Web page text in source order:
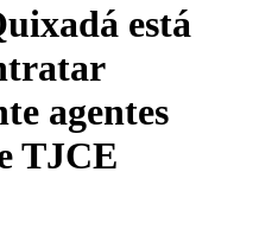
está
agentes
TJCE